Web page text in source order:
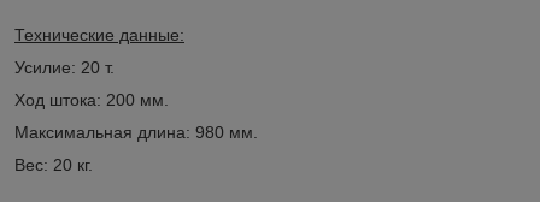
Технические данные:
Усилие: 20 т.
Ход штока: 200 мм.
Максимальная длина: 980 мм.
Вес: 20 кг.